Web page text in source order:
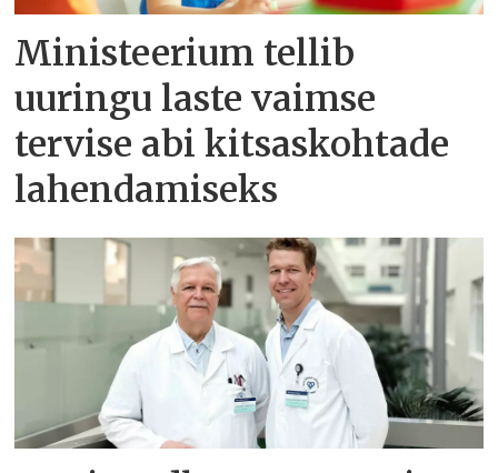
Ministeerium tellib
uuringu laste vaimse
tervise abi kitsaskohtade
lahendamiseks